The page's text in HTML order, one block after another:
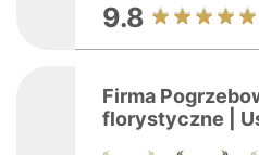
9.8
Firma
florystyczne |